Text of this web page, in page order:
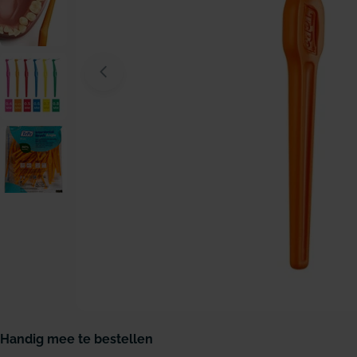
Open media 0 in modaal venster
Handig mee te bestellen